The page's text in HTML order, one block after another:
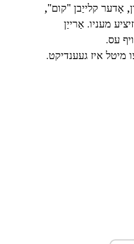
אָדער קלייַבן "קום",
מעניו. אַרייַן
מיטל איז געענדיקט.